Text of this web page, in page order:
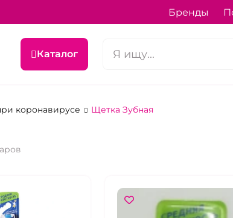
Бренды
Каталог
коронавирусе Щетка Зубная